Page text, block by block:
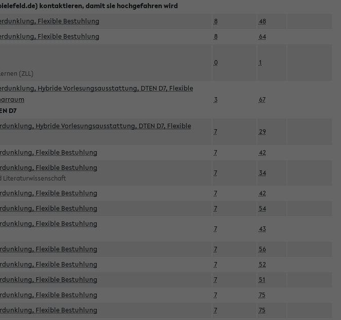
kontaktieren, damit sie hochgefahren wird
Flexible Bestuhlung 8
48
Flexible Bestuhlung 8 64
(ZLL)
0 1
Hybride Vorlesungsausstattung, DTEN D7, Flexible
D7
3 67
Hybride Vorlesungsausstattung, DTEN D7, Flexible
7 29
Flexible Bestuhlung 7 42
Flexible Bestuhlung
Literaturwissenschaft
7 34
Flexible Bestuhlung 7
42
Flexible Bestuhlung 7 54
Flexible Bestuhlung
7 43
Flexible Bestuhlung 7
56
Flexible Bestuhlung 7
52
Flexible Bestuhlung 7
51
Flexible Bestuhlung 7
75
Flexible Bestuhlung 7 75